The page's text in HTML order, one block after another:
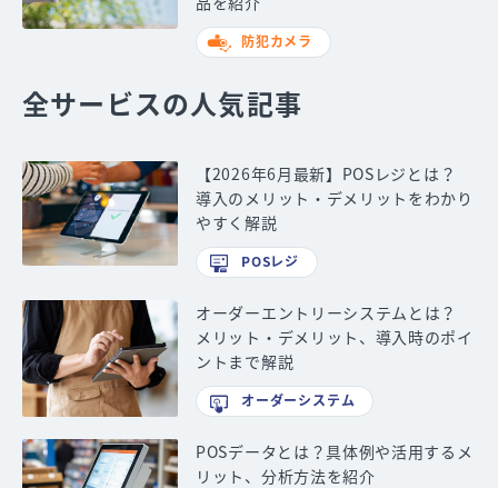
防犯カメラ
全サービスの人気記事
【2026年6月最新】POSレジとは？
導入のメリット・デメリットをわかり
やすく解説
POSレジ
オーダーエントリーシステムとは？
メリット・デメリット、導入時のポイ
ントまで解説
オーダーシステム
POSデータとは？具体例や活用するメ
リット、分析方法を紹介